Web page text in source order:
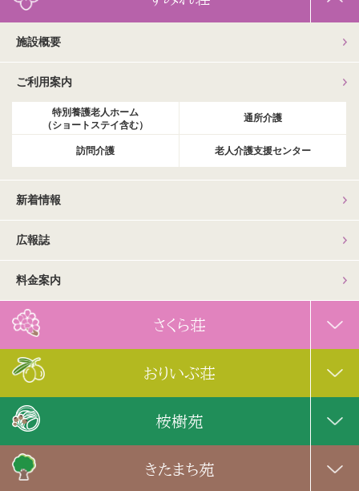
施設概要
ご利用案内
特別養護老人ホーム
（ショートステイ含む）
通所介護
訪問介護 老人介護支援センター
新着情報
広報誌
料金案内
さくら荘
おりいぶ荘
桉樹苑
きたまち苑